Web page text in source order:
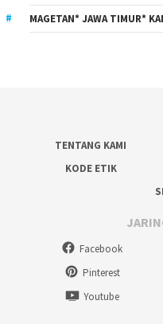
MAGETAN* JAWA TIMUR*
TENTANG KAMI
KODE ETIK
Facebook
Pinterest
Youtube